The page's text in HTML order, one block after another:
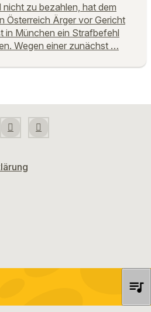
nicht zu bezahlen, hat dem
Österreich Ärger vor Gericht
in München ein Strafbefehl
Wegen einer zunächst …
queue_music